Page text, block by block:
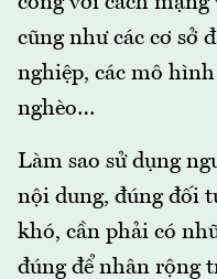
cũng như các cơ sở
nghiệp, các mô
nghèo…
Làm sao sử dụng
nội dung, đúng đối
khó, cần phải có
đúng để nhân rộng